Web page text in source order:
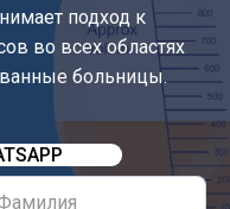
подход к
во всех областях
больницы.